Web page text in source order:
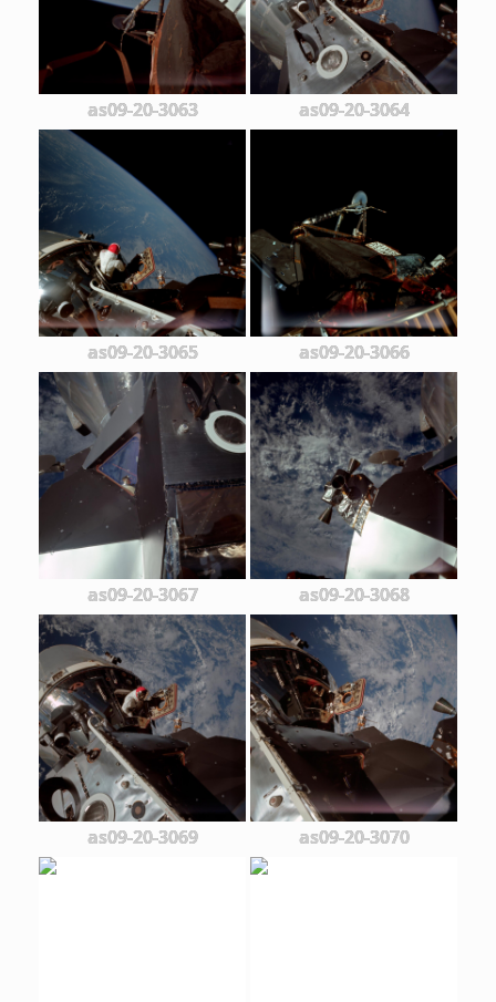
as09-20-3063 as09-20-3064
as09-20-3065 as09-20-3066
as09-20-3067 as09-20-3068
as09-20-3069 as09-20-3070